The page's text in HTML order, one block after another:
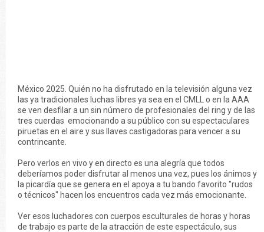
México 2025. Quién no ha disfrutado en la televisión alguna vez
las ya tradicionales luchas libres ya sea en el CMLL o en la AAA
se ven desfilar a un sin número de profesionales del ring y de las
tres cuerdas emocionando a su público con su espectaculares
piruetas en el aire y sus llaves castigadoras para vencer a su
contrincante.
Pero verlos en vivo y en directo es una alegría que todos
deberíamos poder disfrutar al menos una vez, pues los ánimos y
la picardía que se genera en el apoya a tu bando favorito "rudos
o técnicos" hacen los encuentros cada vez más emocionante.
Ver esos luchadores con cuerpos esculturales de horas y horas
de trabajo es parte de la atracción de este espectáculo, sus